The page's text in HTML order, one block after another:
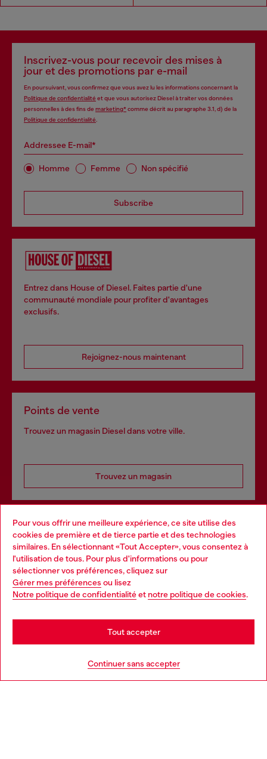
Pour vous offrir une meilleure expérience, ce site utilise des
cookies de première et de tierce partie et des technologies
similaires. En sélectionnant «Tout Accepter», vous consentez à
l'utilisation de tous. Pour plus d'informations ou pour
sélectionner vos préférences, cliquez sur
Gérer mes préférences ou lisez
Notre politique de confidentialitéet notre politique de cookies.
Continuer sans accepter
Tout accepter
Inscrivez-vous pour recevoir des mises à
jour et des promotions par e-mail
En poursuivant, vous confirmez que vous avez lu les informations concernant la
Politique de confidentialité et que vous autorisez Diesel à traiter vos données
personnelles à des fins de marketing*comme décrit au paragraphe 3.1, d) de la
Politique de confidentialité
Addressee E-mail*
Homme Femme Non spécifié
Subscribe
Entrez dans House of Diesel. Faites partie d'une
communauté mondiale pour profiter d'avantages
exclusifs.
Rejoignez-nous maintenant
Points de vente
Trouvez un magasin Diesel dans votre ville.
Trouvez un magasin
Services omnicanaux
Découvrez tous nos services, en ligne et en magasin.
En savoir plus
Choose your location
You are currently browsing Belgique website, but it seems you
may be based in United States